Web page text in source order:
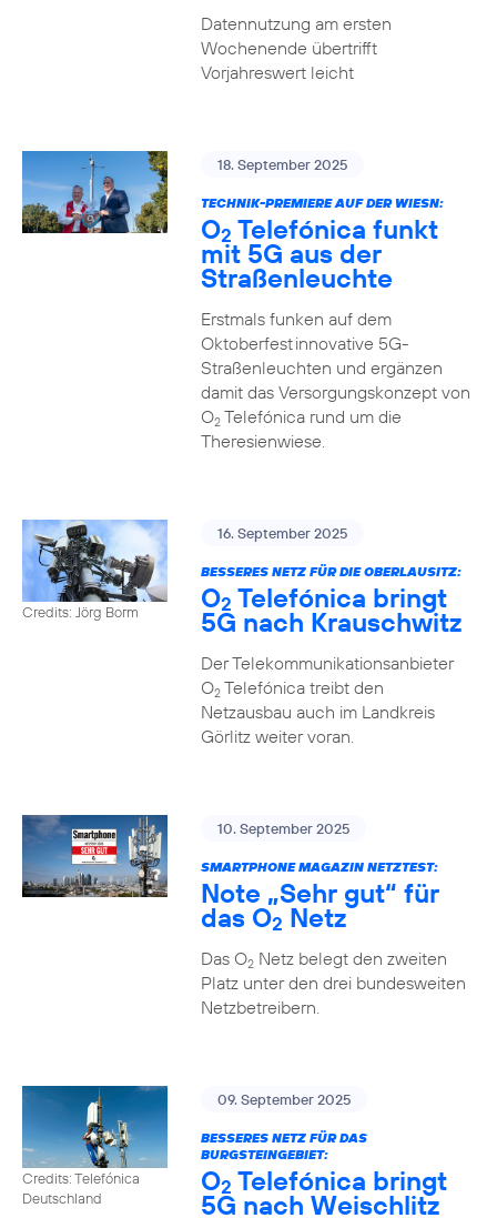
Datennutzung am ersten
Wochenende übertrifft
Vorjahreswert leicht
18. September 2025
TECHNIK-PREMIERE AUF DER WIESN:
O2 Telefónica funkt
mit 5G aus der
Straßenleuchte
Erstmals funken auf dem
Oktoberfest innovative 5G-
Straßenleuchten und ergänzen
damit das Versorgungskonzept von
O2Telefónica rund um die
Theresienwiese.
Credits: Jörg Borm
16. September 2025
BESSERES NETZ FÜR DIE OBERLAUSITZ:
O2 Telefónica bringt
5G nach Krauschwitz
Der Telekommunikationsanbieter
O2Telefónica treibt den
Netzausbau auch im Landkreis
Görlitz weiter voran.
10. September 2025
SMARTPHONE MAGAZIN NETZTEST:
Note „Sehr gut“ für
das O2 Netz
Das O2Netz belegt den zweiten
Platz unter den drei bundesweiten
Netzbetreibern.
Credits: Telefónica
Deutschland
09. September 2025
BESSERES NETZ FÜR DAS
BURGSTEINGEBIET:
O2 Telefónica bringt
5G nach Weischlitz